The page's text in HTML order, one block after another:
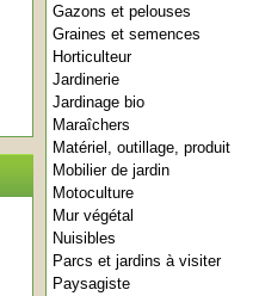
Gazons et pelouses
Graines et semences
Horticulteur
Jardinerie
Jardinage bio
Maraîchers
Matériel, outillage, produit
Mobilier de jardin
Motoculture
Mur végétal
Nuisibles
Parcs et jardins à visiter
Paysagiste